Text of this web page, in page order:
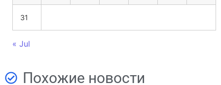
31
« Jul
Похожие новости